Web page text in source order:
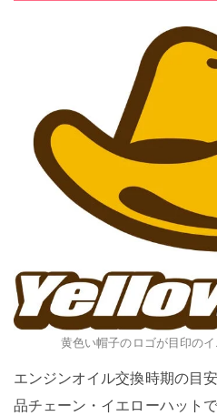
黄色い帽子のロゴが目印の
エンジンオイル交換時期の目
品チェーン・イエローハット